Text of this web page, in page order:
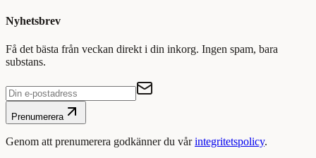
Nyhetsbrev
Få det bästa från veckan direkt i din inkorg. Ingen spam, bara
substans.
Prenumerera
Genom att prenumerera godkänner du vår integritetspolicy.